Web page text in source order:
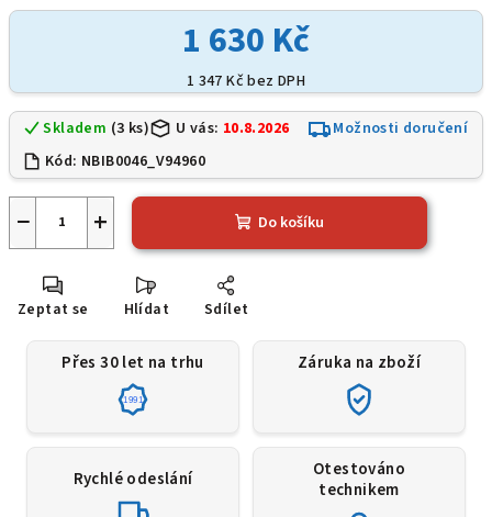
1 630 Kč
1 347 Kč bez DPH
Skladem (3 ks) U vás: 10.8.2026
Možnosti doručení
Kód: NBIB0046_V94960
+
− Do košíku
Zeptat se Hlídat Sdílet
Přes 30 let na trhu
1991
Záruka na zboží
Rychlé odeslání
Otestováno
technikem